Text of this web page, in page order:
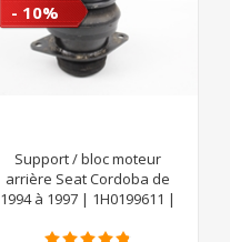
- 10%
Support / bloc moteur
arrière Seat Cordoba de
1994 à 1997 | 1H0199611 |